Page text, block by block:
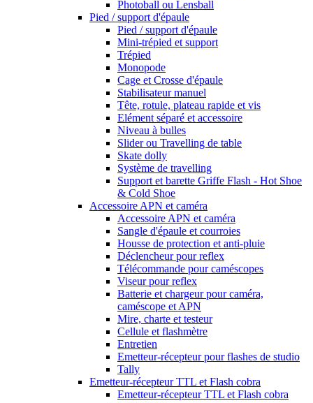
Photoball ou Lensball
Pied / support d'épaule
Pied / support d'épaule
Mini-trépied et support
Trépied
Monopode
Cage et Crosse d'épaule
Stabilisateur manuel
Tête, rotule, plateau rapide et vis
Elément séparé et accessoire
Niveau à bulles
Slider ou Travelling de table
Skate dolly
Système de travelling
Support et barette Griffe Flash - Hot Shoe
& Cold Shoe
Accessoire APN et caméra
Accessoire APN et caméra
Sangle d'épaule et courroies
Housse de protection et anti-pluie
Déclencheur pour reflex
Télécommande pour caméscopes
Viseur pour reflex
Batterie et chargeur pour caméra,
caméscope et APN
Mire, charte et testeur
Cellule et flashmètre
Entretien
Emetteur-récepteur pour flashes de studio
Tally
Emetteur-récepteur TTL et Flash cobra
Emetteur-récepteur TTL et Flash cobra